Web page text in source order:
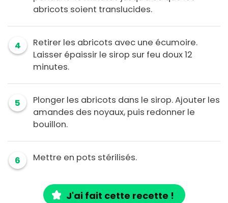
abricots soient translucides.
4
Retirer les abricots avec une écumoire.
Laisser épaissir le sirop sur feu doux 12
minutes.
5
Plonger les abricots dans le sirop. Ajouter les
amandes des noyaux, puis redonner le
bouillon.
6 Mettre en pots stérilisés.
J'ai fait cette recette !